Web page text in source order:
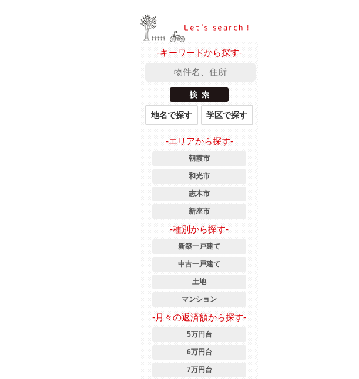
-キーワードから探す-
地名で探す 学区で探す
-エリアから探す-
朝霞市
和光市
志木市
新座市
-種別から探す-
新築一戸建て
中古一戸建て
土地
マンション
-月々の返済額から探す-
5万円台
6万円台
7万円台